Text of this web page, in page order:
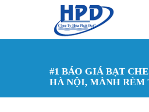
#1 BÁO GIÁ BẠT
HÀ NỘI, MÀNH RÈM